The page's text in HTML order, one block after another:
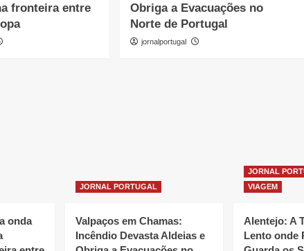
fronteira entre
Obriga a Evacuações no
Norte de Portugal
jornalportugal
onda
JORNAL PORTUGAL
Valpaços em Chamas:
Incêndio Devasta Aldeias e
JORNAL
VIAGEM
Alentejo: A
Lento onde